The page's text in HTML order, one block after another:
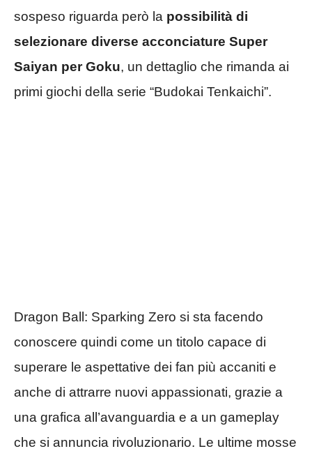
sospeso riguarda però la possibilità di
selezionare diverse acconciature Super
Saiyan per Goku, un dettaglio che rimanda ai
primi giochi della serie “Budokai Tenkaichi”.
Dragon Ball: Sparking Zero si sta facendo
conoscere quindi come un titolo capace di
superare le aspettative dei fan più accaniti e
anche di attrarre nuovi appassionati, grazie a
una grafica all’avanguardia e a un gameplay
che si annuncia rivoluzionario. Le ultime mosse